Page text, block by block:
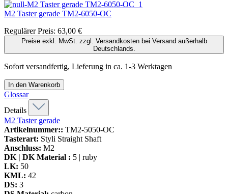
M2 Taster gerade TM2-6050-OC
Regulärer Preis: 63,00 €
Preise exkl. MwSt. zzgl. Versandkosten bei Versand außerhalb
Deutschlands.
Sofort versandfertig, Lieferung in ca. 1-3 Werktagen
In den Warenkorb
Glossar
Details
M2 Taster gerade
Artikelnummer:: TM2-5050-OC
Tasterart: Styli Straight Shaft
Anschluss: M2
DK | DK Material : 5 | ruby
LK: 50
KML: 42
DS: 3